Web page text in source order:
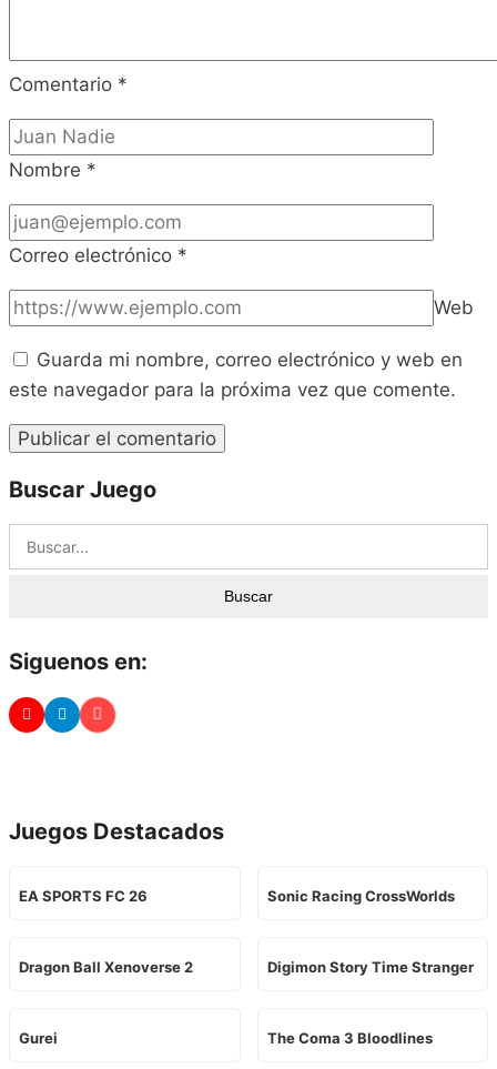
Comentario *
Nombre *
Correo electrónico *
Web
Guarda mi nombre, correo electrónico y web en
este navegador para la próxima vez que comente.
Buscar Juego
Buscar
Siguenos en:
Juegos Destacados
EA SPORTS FC 26 Sonic Racing CrossWorlds
Dragon Ball Xenoverse 2 Digimon Story Time Stranger
Gurei The Coma 3 Bloodlines